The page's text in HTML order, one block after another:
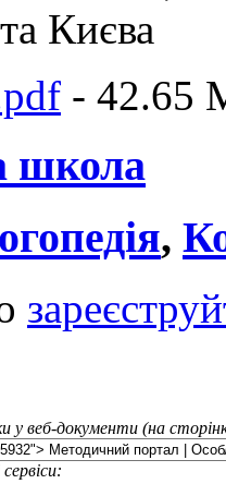
Києва
- 42.65
школа
,
у веб-документи (на